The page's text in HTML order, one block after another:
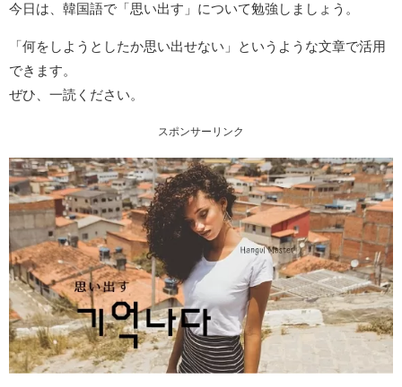
今日は、韓国語で「思い出す」について勉強しましょう。
「何をしようとしたか思い出せない」というような文章で活用
できます。
ぜひ、一読ください。
スポンサーリンク